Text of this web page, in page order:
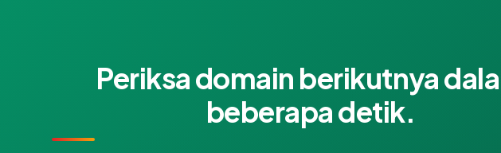
Periksa domain berikutnya
beberapa detik.